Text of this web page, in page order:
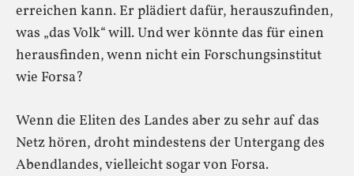
erreichen kann. Er plädiert dafür, herauszufinden,
was „das Volk“ will. Und wer könnte das für einen
herausfinden, wenn nicht ein Forschungsinstitut
wie Forsa?
Wenn die Eliten des Landes aber zu sehr auf das
Netz hören, droht mindestens der Untergang des
Abendlandes, vielleicht sogar von Forsa.